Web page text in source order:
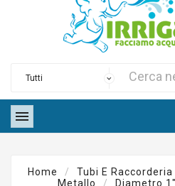

Home Tubi E Raccorderia
Metallo
Diametro 1"